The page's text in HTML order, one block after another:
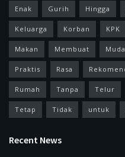
Enak Gurih Hingga
Keluarga Korban KPK
Makan Membuat
Praktis Rasa
Rumah Tanpa Telur
Tetap Tidak untuk
Recent News